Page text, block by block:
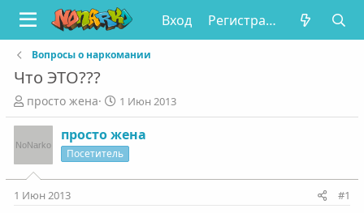
Вход Регистрация
Вопросы о наркомании
Что ЭТО???
А
в
т
о
р
т
е
просто жена
Д
а
т
а
н
а
1 Июн 2013
просто жена
Посетитель
1 Июн 2013 #1